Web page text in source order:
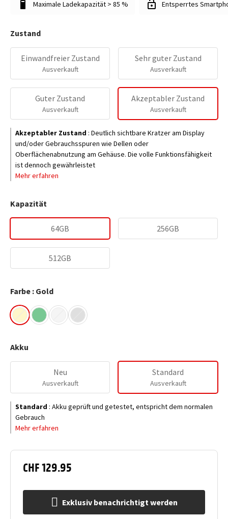
Maximale Ladekapazität > 85 % Entsperrtes
CHF 129.95
Exklusiv benachrichtigt werden
Zustand
Einwandfreier Zustand
Ausverkauft
Sehr guter Zustand
Ausverkauft
Guter Zustand
Ausverkauft
Akzeptabler Zustand
Ausverkauft
Akzeptabler Zustand : Deutlich sichtbare Kratzer am Display
und/oder Gebrauchsspuren wie Dellen oder
Oberflächenabnutzung am Gehäuse. Die volle Funktionsfähigkeit
ist dennoch gewährleistet
Mehr erfahren
Kapazität
64GB 256GB
512GB
Farbe : Gold
Akku
Neu
Ausverkauft
Standard
Ausverkauft
Standard : Akku geprüft und getestet, entspricht dem normalen
Gebrauch
Mehr erfahren